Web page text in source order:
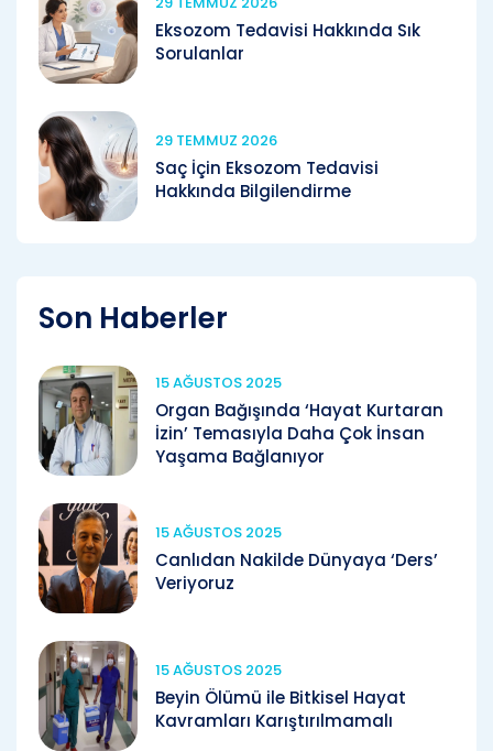
Eksozom Tedavisi Hakkında Sık
Sorulanlar
29 TEMMUZ 2026
Saç İçin Eksozom Tedavisi
Hakkında Bilgilendirme
Son Haberler
15 AĞUSTOS 2025
Organ Bağışında ‘Hayat Kurtaran
İzin’ Temasıyla Daha Çok İnsan
Yaşama Bağlanıyor
15 AĞUSTOS 2025
Canlıdan Nakilde Dünyaya ‘Ders’
Veriyoruz
15 AĞUSTOS 2025
Beyin Ölümü ile Bitkisel Hayat
Kavramları Karıştırılmamalı